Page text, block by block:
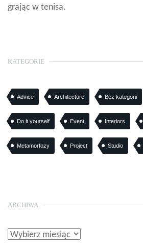
grając w tenisa.
KATEGORIE
Advice Architecture Bez kategorii
Do it yourself Event Interiors
Metamorfozy Project Studio
ARCHIWA